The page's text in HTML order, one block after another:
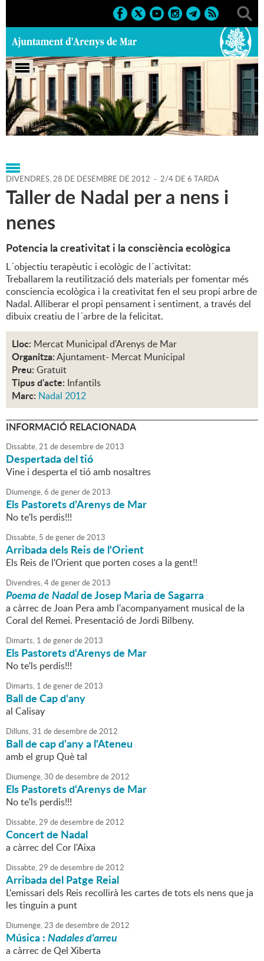
Portada > Agenda > 28-12-
2012 > Marcs > Culturals > 2012 > Nadal 2012
DIVENDRES,28 DE DESEMBRE DE 2012 - 2/4 DE 6 TARDA
Taller de Nadal per a nens i
nenes
Potencia la creativitat i la consciència ecològica
L´objectiu terapèutic i ecològic de l´activitat:
Treballarem la reutilització dels materials per fomentar més
consciencia ecològica i la creativitat fen el seu propi arbre de
Nadal. Alliberar el propi pensament i sentiment, a través del
dibuix creatiu de l´arbre de la felicitat.
Lloc: Mercat Municipal d'Arenys de Mar
Organitza:Ajuntament- Mercat Municipal
Preu: Gratuït
Tipus d'acte: Infantils
Marc: Nadal 2012
INFORMACIÓ RELACIONADA
Dissabte,21 dedesembrede2013
Despertada del tió
Vine i desperta el tió amb nosaltres
Diumenge,6 degenerde2013
Els Pastorets d'Arenys de Mar
No te'ls perdis!!!
Dissabte, 5 degenerde2013
Arribada dels Reis de l'Orient
Els Reis de l'Orient que porten coses a la gent!!
Divendres,4degenerde2013
Poema de Nadalde Josep Maria de Sagarra
a càrrec de Joan Pera amb l'acompanyament musical de la
Coral del Remei. Presentació de Jordi Bilbeny.
Dimarts, 1 degenerde2013
Els Pastorets d'Arenys de Mar
No te'ls perdis!!!
Dimarts, 1 degenerde2013
Ball de Cap d'any
al Calisay
Dilluns,31 dedesembrede2012
Ball de cap d'any a l'Ateneu
amb el grup Què tal
Diumenge,30 dedesembrede2012
Els Pastorets d'Arenys de Mar
No te'ls perdis!!!
Dissabte,29 dedesembrede2012
Concert de Nadal
a càrrec del Cor l'Aixa
Dissabte,29 dedesembrede2012
Arribada del Patge Reial
L'emissari dels Reis recollirà les cartes de tots els nens que ja
les tinguin a punt
Diumenge,23 dedesembrede2012
Música :Nadales d'arreu
a càrrec de Qel Xiberta